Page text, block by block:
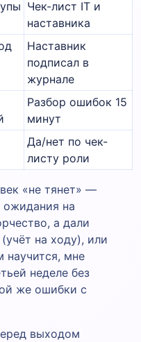
Чек-лист IT и
наставника
Наставник
подписал в
журнале
Разбор ошибок 15
минут
Да/нет по чек-
листу роли
«не тянет» —
ожидания на
а дали
на ходу), или
научится, мне
неделе без
же ошибки с
выходом